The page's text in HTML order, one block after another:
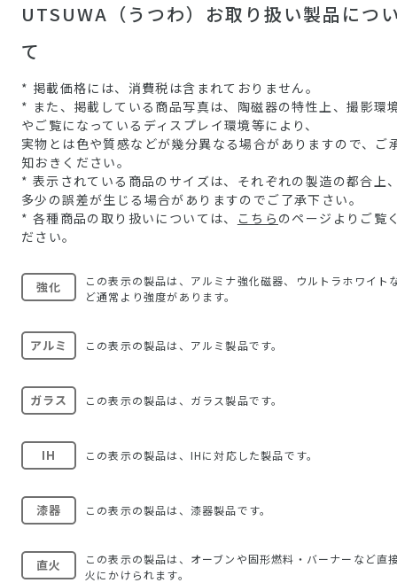
UTSUWA（うつわ）お取り扱い製品につ
て
* 掲載価格には、消費税は含まれておりません。
* また、掲載している商品写真は、陶磁器の特性上、撮影環
やご覧になっているディスプレイ環境等により、
実物とは色や質感などが幾分異なる場合がありますので、ご
知おきください。
* 表示されている商品のサイズは、それぞれの製造の都合上
多少の誤差が生じる場合がありますのでご了承下さい。
* 各種商品の取り扱いについては、
こちら のページよりご覧
ださい。
強化
この表示の製品は、アルミナ強化磁器、ウルトラホワイト
ど通常より強度があります。
アルミ この表示の製品は、アルミ製品です。
ガラス この表示の製品は、ガラス製品です。
IH この表示の製品は、IHに対応した製品です。
漆器 この表示の製品は、漆器製品です。
直火
この表示の製品は、オーブンや固形燃料・バーナーなど直
火にかけられます。